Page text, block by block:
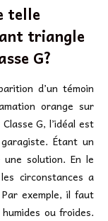
telle
triangle
G?
d’un témoin
orange sur
G, l’idéal est
Étant un
solution. En le
circonstances a
exemple, il faut
ou froides.